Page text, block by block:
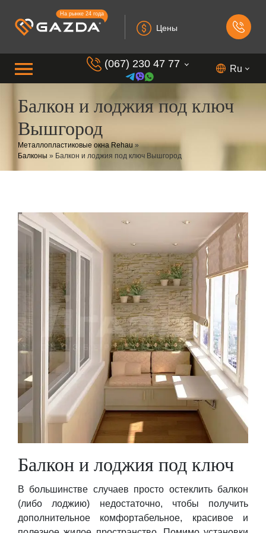
На рынке 24 года
Цены
(067) 230 47 77
(099) 230 73 37
(050) 230 7 337
(073) 230 7 337
Ru
Балкон и лоджия под ключ
Вышгород
Металлопластиковые окна Rehau»
Балконы » Балкон и лоджия под ключ Вышгород
Балкон и лоджия под ключ
В большинстве случаев просто остеклить балкон
(либо лоджию) недостаточно, чтобы получить
дополнительное комфортабельное, красивое и